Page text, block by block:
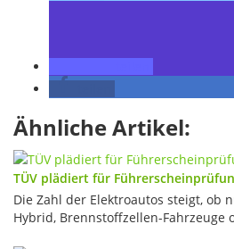
Ähnliche Artikel:
TÜV plädiert für
Die Zahl der Elektroautos steigt, ob
Hybrid, Brennstoffzellen-Fahrzeuge